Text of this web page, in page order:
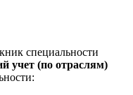
специальности
учет (по отраслям)